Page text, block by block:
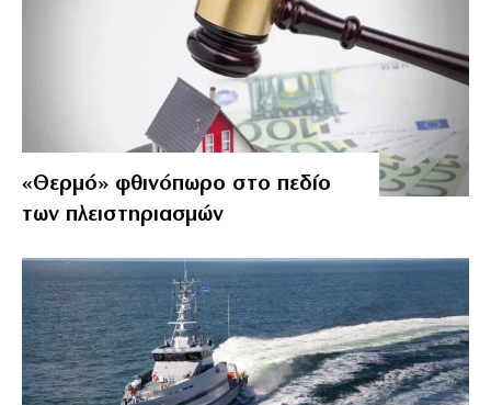
«Θερμό» φθινόπωρο στο πεδίο
των πλειστηριασμών